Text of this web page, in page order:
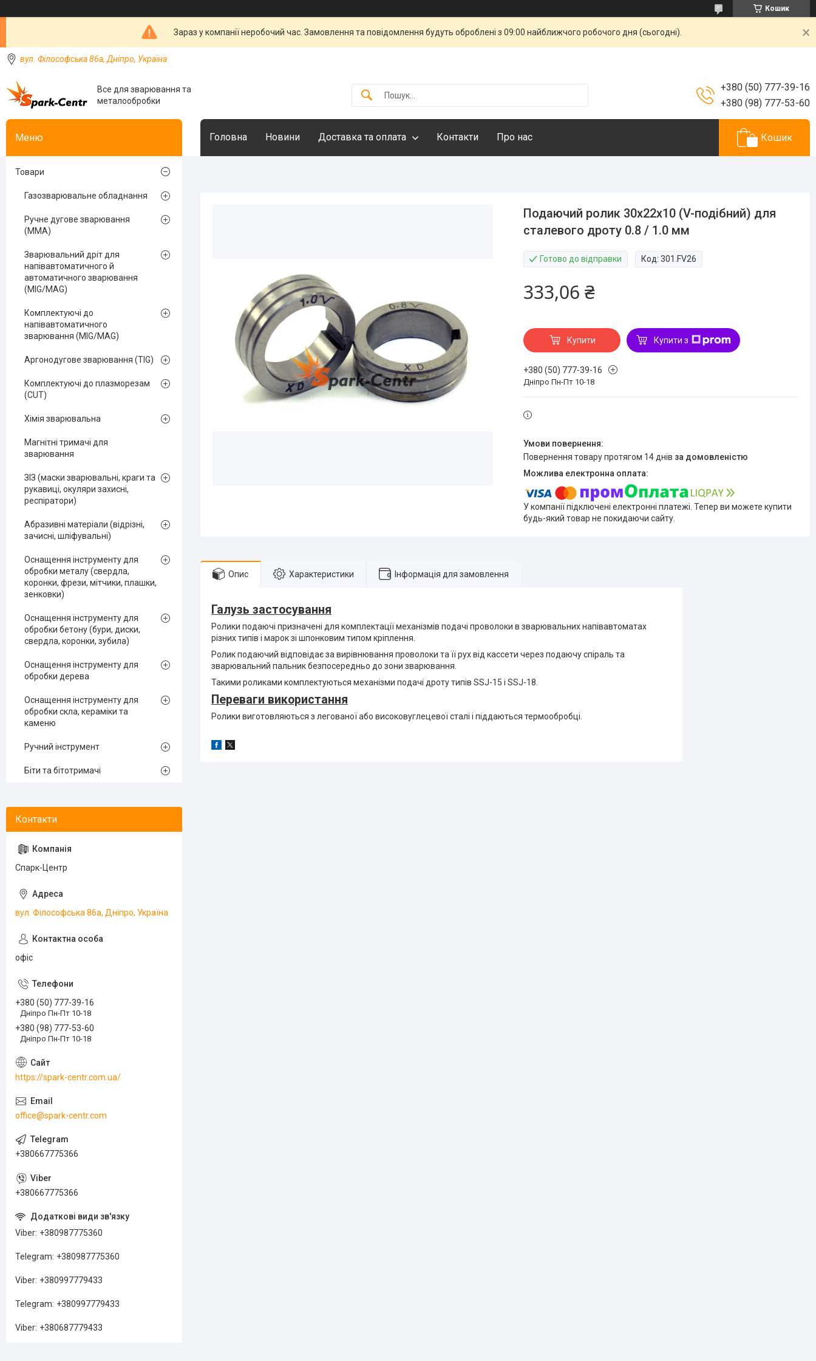
Кошик
Зараз у компанії неробочий час. Замовлення та повідомлення будуть оброблені з 09:00 найближчого робочого дня (сьогодні).
вул. Філософська 86а, Дніпро, Україна
Все для зварювання та
металообробки
+380 (50) 777-39-16
+380 (98) 777-53-60
Головна Новини Доставка та оплата Контакти Про нас Кошик
Подаючий ролик 30х22х10 (V-подібний) для
сталевого дроту 0.8 / 1.0 мм
Готово до відправки Код:301.FV26
333,06 ₴
Купити Купити з
+380 (50) 777-39-16
Дніпро Пн-Пт 10-18
повернення товару протягом 14 днів за домовленістю
У компанії підключені електронні платежі. Тепер ви можете купити
будь-який товар не покидаючи сайту.
Опис Характеристики Інформація для замовлення
Галузь застосування
Ролики подаючі призначені для комплектації механізмів подачі проволоки в зварювальних напівавтоматах
різних типів і марок зі шпонковим типом кріплення.
Ролик подаючий відповідає за вирівнювання проволоки та її рух від кассети через подаючу спіраль та
зварювальний пальник безпосередньо до зони зварювання.
Такими роликами комплектуються механізми подачі дроту типів SSJ-15 і SSJ-18.
Переваги використання
Ролики виготовляються з легованої або високовуглецевої сталі і піддаються термообробці.
Товари
Газозварювальне обладнання
Ручне дугове зварювання
(MMA)
Зварювальний дріт для
напівавтоматичного й
автоматичного зварювання
(MIG/MAG)
Комплектуючі до
напівавтоматичного
зварювання (MIG/MAG)
Аргонодугове зварювання (TIG)
Комплектуючі до плазморезам
(CUT)
Хімія зварювальна
Магнітні тримачі для
зварювання
ЗІЗ (маски зварювальні, краги та
рукавиці, окуляри захисні,
респіратори)
Абразивні матеріали (відрізні,
зачисні, шліфувальні)
Оснащення інструменту для
обробки металу (свердла,
коронки, фрези, мітчики, плашки,
зенковки)
Оснащення інструменту для
обробки бетону (бури, диски,
свердла, коронки, зубила)
Оснащення інструменту для
обробки дерева
Оснащення інструменту для
обробки скла, кераміки та
каменю
Ручний інструмент
Біти та бітотримачі
Спарк-Центр
вул. Філософська 86а, Дніпро, Україна
офіс
+380 (50) 777-39-16
Дніпро Пн-Пт 10-18
+380 (98) 777-53-60
Дніпро Пн-Пт 10-18
https://spark-centr.com.ua/
office@spark-centr.com
+380667775366
+380667775366
Viber +380987775360
Telegram +380987775360
Viber +380997779433
Telegram +380997779433
Viber +380687779433